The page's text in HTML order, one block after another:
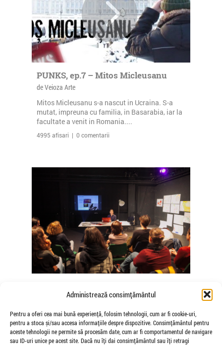
Administrează consimțământul
Pentru a oferi cea mai bună experiență, folosim tehnologii, cum ar fi cookie-uri,
pentru a stoca și/sau accesa informațiile despre dispozitive. Consimțământul pentru
aceste tehnologii ne permite să procesăm date, cum ar fi comportamentul de navigare
sau ID-uri unice pe acest site. Dacă nu îți dai consimțământul sau îți retragi
PUNKS, ep.7 – Mitos Micleusanu
de Veioza Arte
Mitos Micleusanu s-a nascut in Ucraina. S-a
mutat, impreuna cu familia, in Basarabia, iar la
facultate a venit in Romania....
4995 afisari | 0 comentarii
Somatice susținute de coregrafele
Mădălina Dan și Valentina De Piante
Niculae
de Veioza Arte